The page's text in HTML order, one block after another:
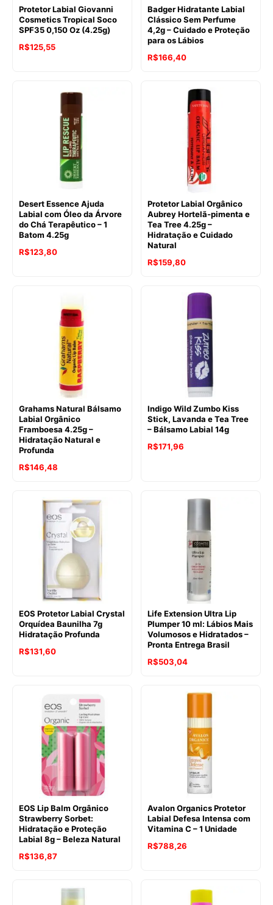
Protetor Labial Giovanni
Cosmetics Tropical Soco
SPF35 0,150 Oz (4.25g)
R$125,55
Badger Hidratante Labial
Clássico Sem Perfume
4,2g – Cuidado e Proteção
para os Lábios
R$166,40
Desert Essence Ajuda
Labial com Óleo da Árvore
do Chá Terapêutico – 1
Batom 4.25g
R$123,80
Protetor Labial Orgânico
Aubrey Hortelã-pimenta e
Tea Tree 4.25g –
Hidratação e Cuidado
Natural
R$159,80
Grahams Natural Bálsamo
Labial Orgânico
Framboesa 4.25g –
Hidratação Natural e
Profunda
R$146,48
Indigo Wild Zumbo Kiss
Stick, Lavanda e Tea Tree
– Bálsamo Labial 14g
R$171,96
EOS Protetor Labial Crystal
Orquídea Baunilha 7g
Hidratação Profunda
R$131,60
Life Extension Ultra Lip
Plumper 10 ml: Lábios Mais
Volumosos e Hidratados –
Pronta Entrega Brasil
R$503,04
EOS Lip Balm Orgânico
Strawberry Sorbet:
Hidratação e Proteção
Labial 8g – Beleza Natural
R$136,87
Avalon Organics Protetor
Labial Defesa Intensa com
Vitamina C – 1 Unidade
R$788,26